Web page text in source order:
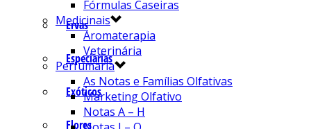
Ervas
Especiarias
Exóticos
Flores
Fórmulas Caseiras
Medicinais
Aromaterapia
Veterinária
Perfumaria
As Notas e Famílias Olfativas
Marketing Olfativo
Notas A – H